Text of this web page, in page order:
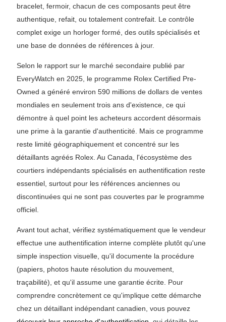
bracelet, fermoir, chacun de ces composants peut être
authentique, refait, ou totalement contrefait. Le contrôle
complet exige un horloger formé, des outils spécialisés et
une base de données de références à jour.
Selon le rapport sur le marché secondaire publié par
EveryWatch en 2025, le programme Rolex Certified Pre-
Owned a généré environ 590 millions de dollars de ventes
mondiales en seulement trois ans d'existence, ce qui
démontre à quel point les acheteurs accordent désormais
une prime à la garantie d'authenticité. Mais ce programme
reste limité géographiquement et concentré sur les
détaillants agréés Rolex. Au Canada, l'écosystème des
courtiers indépendants spécialisés en authentification reste
essentiel, surtout pour les références anciennes ou
discontinuées qui ne sont pas couvertes par le programme
officiel.
Avant tout achat, vérifiez systématiquement que le vendeur
effectue une authentification interne complète plutôt qu'une
simple inspection visuelle, qu'il documente la procédure
(papiers, photos haute résolution du mouvement,
traçabilité), et qu'il assume une garantie écrite. Pour
comprendre concrètement ce qu'implique cette démarche
chez un détaillant indépendant canadien, vous pouvez